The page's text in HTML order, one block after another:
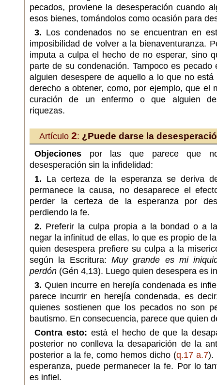
pecados, proviene la desesperación cuando
esos bienes, tomándolos como ocasión para
3. Los condenados no se encuentran en
imposibilidad de volver a la bienaventuranza.
imputa a culpa el hecho de no esperar, sino
parte de su condenación. Tampoco es
alguien desespere de aquello a lo que no
derecho a obtener, como, por ejemplo, que el
curación de un enfermo o que alguien
riquezas.
Artículo 2: ¿Puede darse la
Objeciones por las que parece que
desesperación sin la infidelidad:
1. La certeza de la esperanza se deriva
permanece la causa, no desaparece el
perder la certeza de la esperanza por
perdiendo la fe.
2. Preferir la culpa propia a la bondad o a
negar la infinitud de ellas, lo que es propio de
quien desespera prefiere su culpa a la
según la Escritura:Muy grande es mi
perdón (Gén 4,13). Luego quien desespera es
3. Quien incurre en herejía condenada es
parece incurrir en herejía condenada, es
quienes sostienen que los pecados no son
bautismo. En consecuencia, parece que quien
Contra esto: está el hecho de que la
posterior no conlleva la desaparición de la
posterior a la fe, como hemos dicho (q.17 a.7).
esperanza, puede permanecer la fe. Por lo
es infiel.